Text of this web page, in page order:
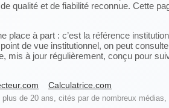
qualité et de fiabilité reconnue. Cette
place à part : c’est la référence
de vue institutionnel, on peut
mis à jour régulièrement, conçu pour
Calculatrice.com
de 20 ans, cités par de nombreux